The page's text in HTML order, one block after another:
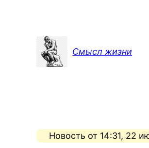
содержимому
Смысл жизни
Новость от 14:31, 22